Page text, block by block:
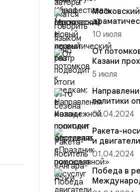
подводит
10 июля
От
Казани
«Праздник
5 июля
политики
помощью
01.04.2024
Ракета-
и
01.04.2024
Победа в